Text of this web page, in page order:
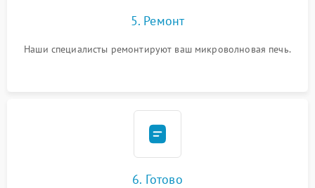
5. Ремонт
Наши специалисты ремонтируют ваш микроволновая печь.
6. Готово